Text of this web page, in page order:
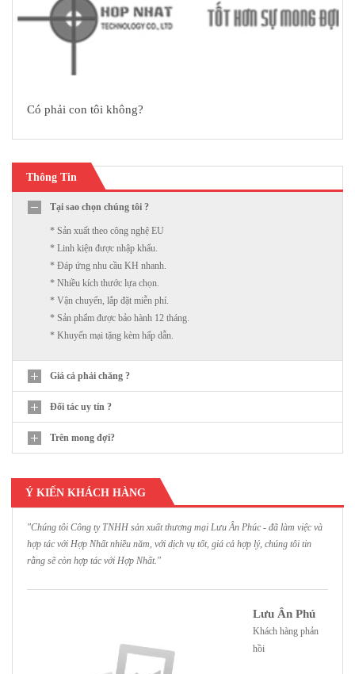
Có phải con tôi không?
Thông Tin
Tại sao chọn chúng tôi ?
* Sản xuất theo công nghệ EU
* Linh kiện được nhập khẩu.
* Đáp ứng nhu cầu KH nhanh.
* Nhiều kích thước lựa chọn.
* Vận chuyển, lắp đặt miễn phí.
* Sản phẩm được bảo hành 12 tháng.
* Khuyến mại tặng kèm hấp dẫn.
Giá cả phải chăng ?
Đối tác uy tín ?
Trên mong đợi?
Ý KIẾN KHÁCH HÀNG
"Chúng tôi Công ty TNHH sản xuất thương mại Lưu Ân Phúc - đã làm việc và
hợp tác với Hợp Nhất nhiều năm, với dịch vụ tốt, giá cả hợp lý, chúng tôi tin
rằng sẽ còn hợp tác với Hợp Nhất."
Lưu Ân Phú
Khách hàng phản
hồi